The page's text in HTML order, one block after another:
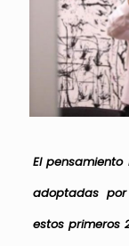
El
adoptadas
estos primeros